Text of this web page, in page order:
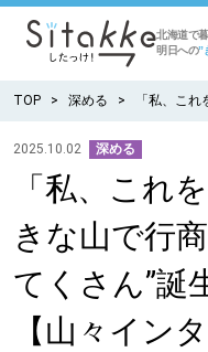
北海道で
明日への”
CATEGORY カテゴリー
食べる
出かける
TOP 深める 「私、こ
2025.10.02 深める
「私、これ
きな山で行
てくさん”誕
【山々イン